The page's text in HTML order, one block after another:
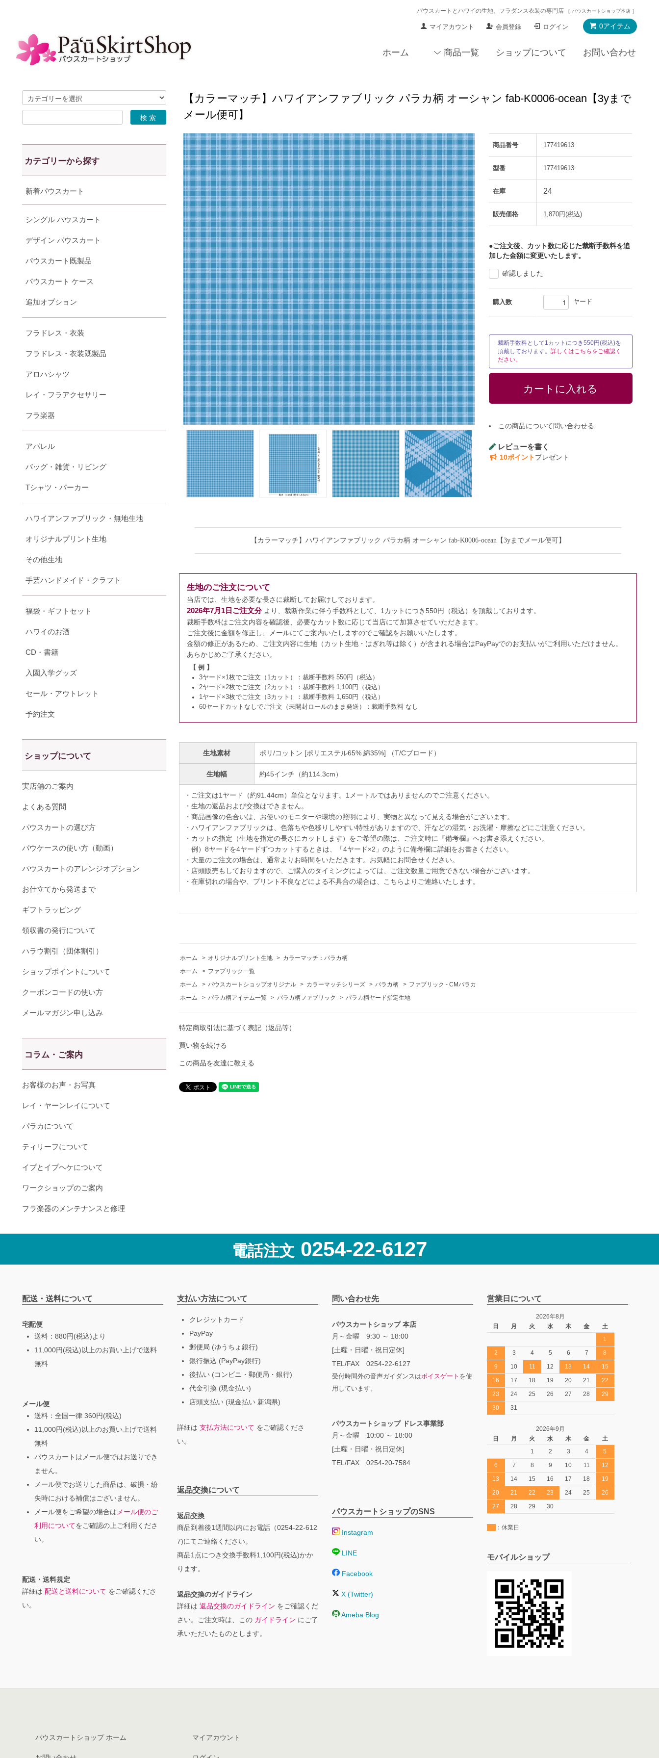
パウスカートとハワイの生地、フラダンス衣装の専門店 ［ パウスカートショップ本店 ］
0アイテム
マイアカウント 会員登録 ログイン
ホーム 商品一覧 ショップについて お問い合わせ
【カラーマッチ】ハワイアンファブリック パラカ柄 オーシャン fab-K0006-ocean【3yまで
メール便可】
商品番号 177419613
型番 177419613
在庫 24
販売価格 1,870円(税込)
●ご注文後、カット数に応じた裁断手数料を追
加した金額に変更いたします。
確認しました
購入数 ヤード
裁断手数料として1カットにつき550円(税込)を
頂戴しております。詳しくはこちらをご確認く
ださい。
この商品について問い合わせる
レビューを書く
10ポイントプレゼント
【カラーマッチ】ハワイアンファブリック パラカ柄 オーシャン fab-K0006-ocean【3yまでメール便可】
生地のご注文について
当店では、生地を必要な長さに裁断してお届けしております。
2026年7月1日ご注文分より、裁断作業に伴う手数料として、1カットにつき550円（税込）を頂戴しております。
裁断手数料はご注文内容を確認後、必要なカット数に応じて当店にて加算させていただきます。
ご注文後に金額を修正し、メールにてご案内いたしますのでご確認をお願いいたします。
金額の修正があるため、ご注文内容に生地（カット生地・はぎれ等は除く）が含まれる場合はPayPayでのお支払いがご利用いただけません。
あらかじめご了承ください。
【 例 】
3ヤード×1枚でご注文（1カット）： 裁断手数料 550円（税込）
2ヤード×2枚でご注文（2カット）： 裁断手数料 1,100円（税込）
1ヤード×3枚でご注文（3カット）： 裁断手数料 1,650円（税込）
60ヤードカットなしでご注文（未開封ロールのまま発送）： 裁断手数料 なし
生地素材 ポリ/コットン [ポリエステル65% 綿35%] （T/Cブロード）
生地幅 約45インチ（約114.3cm）
・ご注文は1ヤード（約91.44cm）単位となります。1メートルではありませんのでご注意ください。
・生地の返品および交換はできません。
・商品画像の色合いは、お使いのモニターや環境の照明により、実物と異なって見える場合がございます。
・ハワイアンファブリックは、色落ちや色移りしやすい特性がありますので、汗などの湿気・お洗濯・摩擦などにご注意ください。
・カットの指定（生地を指定の長さにカットします）をご希望の際は、ご注文時に『備考欄』へお書き添えください。
例）8ヤードを4ヤードずつカットするときは、「4ヤード×2」のように備考欄に詳細をお書きください。
・大量のご注文の場合は、通常よりお時間をいただきます。お気軽にお問合せください。
・店頭販売もしておりますので、ご購入のタイミングによっては、ご注文数量ご用意できない場合がございます。
・在庫切れの場合や、プリント不良などによる不具合の場合は、こちらよりご連絡いたします。
ホーム > オリジナルプリント生地 > カラーマッチ：パラカ柄
ホーム
> ファブリック一覧
ホーム
> パウスカートショップオリジナル > カラーマッチシリーズ > パラカ柄 > ファブリック - CMパラカ
ホーム
> パラカ柄アイテム一覧 > パラカ柄ファブリック > パラカ柄ヤード指定生地
特定商取引法に基づく表記（返品等）
買い物を続ける
この商品を友達に教える
カテゴリーから探す
新着パウスカート
シングル パウスカート
デザイン パウスカート
パウスカート既製品
パウスカート ケース
追加オプション
フラドレス・衣装
フラドレス・衣装既製品
アロハシャツ
レイ・フラアクセサリー
フラ楽器
アパレル
バッグ・雑貨・リビング
Tシャツ・パーカー
ハワイアンファブリック・無地生地
オリジナルプリント生地
その他生地
手芸ハンドメイド・クラフト
福袋・ギフトセット
ハワイのお酒
CD・書籍
入園入学グッズ
セール・アウトレット
予約注文
ショップについて
実店舗のご案内
よくある質問
パウスカートの選び方
パウケースの使い方（動画）
パウスカートのアレンジオプション
お仕立てから発送まで
ギフトラッピング
領収書の発行について
ハラウ割引（団体割引）
ショップポイントについて
クーポンコードの使い方
メールマガジン申し込み
コラム・ご案内
お客様のお声・お写真
レイ・ヤーンレイについて
パラカについて
ティリーフについて
イプとイプヘケについて
ワークショップのご案内
フラ楽器のメンテナンスと修理
電話注文 0254-22-6127
配送・送料について
宅配便
送料：880円(税込)より
11,000円(税込)以上のお買い上げで送料
無料
メール便
送料：全国一律 360円(税込)
11,000円(税込)以上のお買い上げで送料
無料
パウスカートはメール便ではお送りでき
ません。
メール便でお送りした商品は、破損・紛
失時における補償はございません。
メール便をご希望の場合はメール便のご
利用についてをご確認の上ご利用くださ
い。
配送・送料規定
詳細は 配送と送料について をご確認くださ
い。
支払い方法について
クレジットカード
PayPay
郵便局 (ゆうちょ銀行)
銀行振込 (PayPay銀行)
後払い (コンビニ・郵便局・銀行)
代金引換 (現金払い)
店頭支払い (現金払い 新潟県)
詳細は 支払方法について をご確認くださ
い。
問い合わせ先
パウスカートショップ 本店
月～金曜 9:30 ～ 18:00
[土曜・日曜・祝日定休]
TEL/FAX 0254-22-6127
受付時間外の音声ガイダンスはボイスゲート を使
用しています。
パウスカートショップ ドレス事業部
月～金曜 10:00 ～ 18:00
[土曜・日曜・祝日定休]
TEL/FAX 0254-20-7584
営業日について
2026年8月
日
月 火 水 木 金
土
1
2
3 4 5 6 7
8
9
10 11 12 13 14
15
16
17 18 19 20 21
22
23
24 25 26 27 28
29
30
31
2026年9月
日
月 火 水 木 金
土
1
2 3 4
5
6
7 8 9 10 11
12
13
14 15 16 17 18
19
20
21 22 23 24 25
26
27
28 29 30
：休業日
返品交換について
返品交換
商品到着後1週間以内にお電話（0254-22-612
7)にてご連絡ください。
商品1点につき交換手数料1,100円(税込)かか
ります。
返品交換のガイドライン
詳細は 返品交換のガイドライン をご確認くだ
さい。ご注文時は、この ガイドライン にご了
承いただいたものとします。
パウスカートショップのSNS
Instagram
LINE
Facebook
X (Twitter)
Ameba Blog
モバイルショップ
パウスカートショップ ホーム マイアカウント